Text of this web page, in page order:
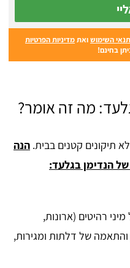
תנאי השימושואתמדיניות הפרטיות
בחינם!
מה זה אומר?
תיקונים קטנים בבית. הנה
הנדימן בגלעד:
רהיטים (ארונות,
והתאמה של דלתות ומגירות,